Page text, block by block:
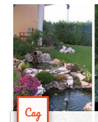
Сад